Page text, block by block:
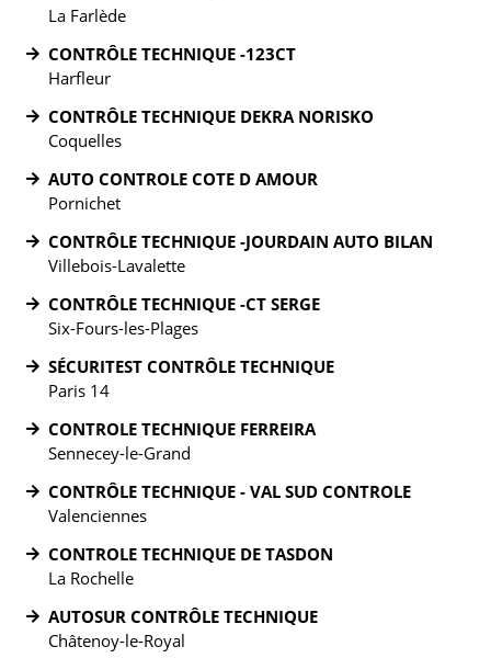
La Farlède
CONTRÔLE TECHNIQUE -123CT
Harfleur
CONTRÔLE TECHNIQUE DEKRA NORISKO
Coquelles
AUTO CONTROLE COTE D AMOUR
Pornichet
CONTRÔLE TECHNIQUE -JOURDAIN AUTO BILAN
Villebois-Lavalette
CONTRÔLE TECHNIQUE -CT SERGE
Six-Fours-les-Plages
SÉCURITEST CONTRÔLE TECHNIQUE
Paris 14
CONTROLE TECHNIQUE FERREIRA
Sennecey-le-Grand
CONTRÔLE TECHNIQUE - VAL SUD CONTROLE
Valenciennes
CONTROLE TECHNIQUE DE TASDON
La Rochelle
AUTOSUR CONTRÔLE TECHNIQUE
Châtenoy-le-Royal